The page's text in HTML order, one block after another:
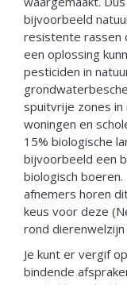
bijvoorbeeld
resistente rassen
een oplossing
pesticiden in
spuitvrije zones
woningen en
15% biologische
bijvoorbeeld een
biologisch
afnemers horen
keus voor deze
rond
Je kunt er vergif
bindende